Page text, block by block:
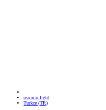
osxinfo-light
Turkce (TR)